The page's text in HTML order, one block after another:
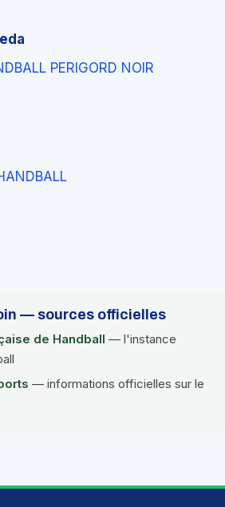
PERIGORD NOIR
— sources officielles
de Handball — l'instance
— informations officielles sur le